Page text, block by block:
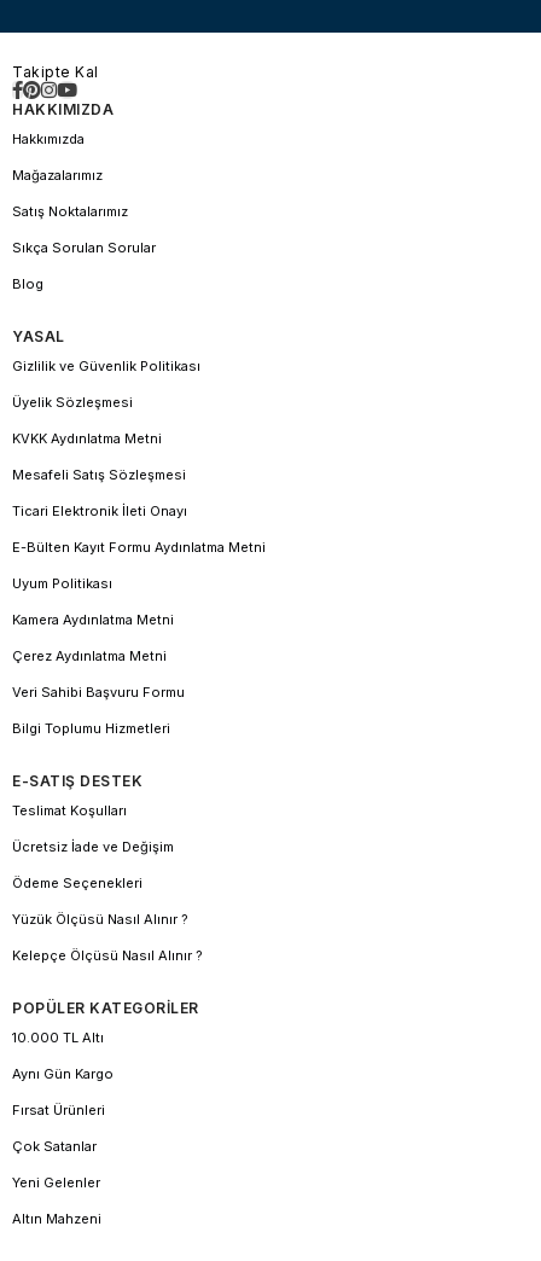
Takipte Kal
HAKKIMIZDA
Hakkımızda
Mağazalarımız
Satış Noktalarımız
Sıkça Sorulan Sorular
Blog
YASAL
Gizlilik ve Güvenlik Politikası
Üyelik Sözleşmesi
KVKK Aydınlatma Metni
Mesafeli Satış Sözleşmesi
Ticari Elektronik İleti Onayı
E-Bülten Kayıt Formu Aydınlatma Metni
Uyum Politikası
Kamera Aydınlatma Metni
Çerez Aydınlatma Metni
Veri Sahibi Başvuru Formu
Bilgi Toplumu Hizmetleri
E-SATIŞ DESTEK
Teslimat Koşulları
Ücretsiz İade ve Değişim
Ödeme Seçenekleri
Yüzük Ölçüsü Nasıl Alınır ?
Kelepçe Ölçüsü Nasıl Alınır ?
POPÜLER KATEGORİLER
10.000 TL Altı
Aynı Gün Kargo
Fırsat Ürünleri
Çok Satanlar
Yeni Gelenler
Altın Mahzeni